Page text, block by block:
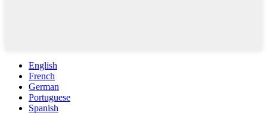
English
French
German
Portuguese
Spanish